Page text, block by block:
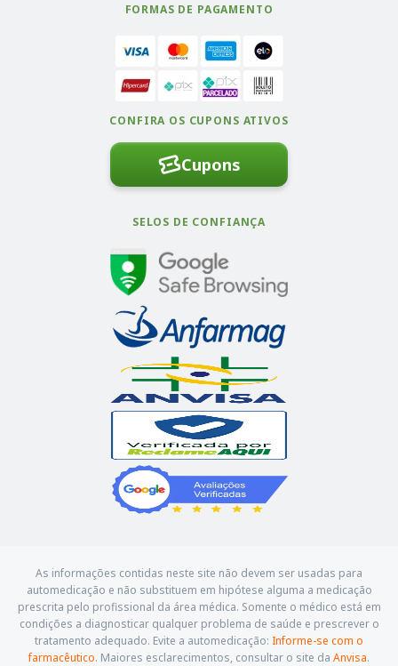
As informações contidas neste site não devem ser usadas para
automedicação e não substituem em hipótese alguma a medicação
prescrita pelo profissional da área médica. Somente o médico está em
condições a diagnosticar qualquer problema de saúde e prescrever o
tratamento adequado. Evite a automedicação: Informe-se com o
farmacêutico. Maiores esclarecimentos, consultar o site da Anvisa.
FORMAS DE PAGAMENTO
CONFIRA OS CUPONS ATIVOS
Cupons
SELOS DE CONFIANÇA